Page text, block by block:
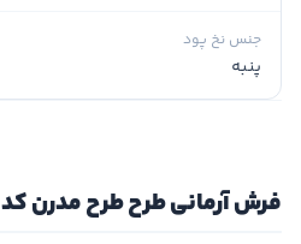
جنس نخ پود
پنبه
فرش آرمانی طرح طرح مدرن کد 7123